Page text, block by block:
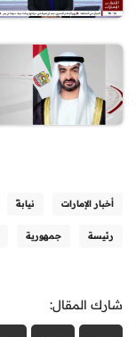
أخبار الإمارات نيابةً
رئيسة جمهورية
شارك المقال: